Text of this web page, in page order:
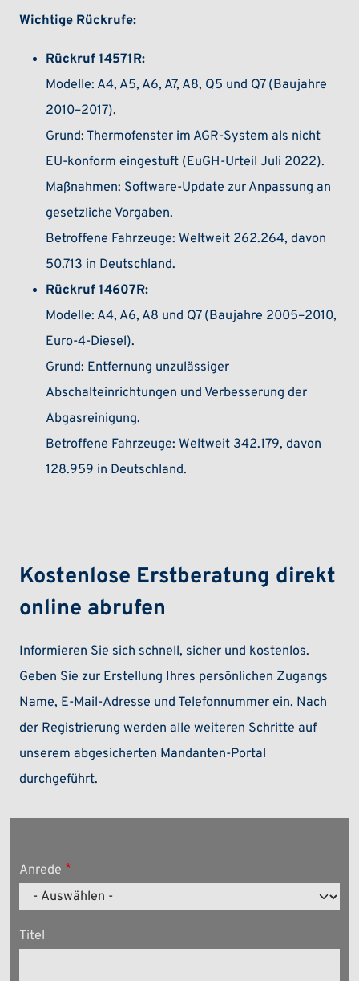
Wichtige Rückrufe:
Rückruf 14571R:
Modelle: A4, A5, A6, A7, A8, Q5 und Q7 (Baujahre
2010–2017).
Grund: Thermofenster im AGR-System als nicht
EU-konform eingestuft (EuGH-Urteil Juli 2022).
Maßnahmen: Software-Update zur Anpassung an
gesetzliche Vorgaben.
Betroffene Fahrzeuge: Weltweit 262.264, davon
50.713 in Deutschland.
Rückruf 14607R:
Modelle: A4, A6, A8 und Q7 (Baujahre 2005–2010,
Euro-4-Diesel).
Grund: Entfernung unzulässiger
Abschalteinrichtungen und Verbesserung der
Abgasreinigung.
Betroffene Fahrzeuge: Weltweit 342.179, davon
128.959 in Deutschland.
Kostenlose Erstberatung direkt
online abrufen
Informieren Sie sich schnell, sicher und kostenlos.
Geben Sie zur Erstellung Ihres persönlichen Zugangs
Name, E-Mail-Adresse und Telefonnummer ein. Nach
der Registrierung werden alle weiteren Schritte auf
unserem abgesicherten Mandanten-Portal
durchgeführt.
Anrede
Titel